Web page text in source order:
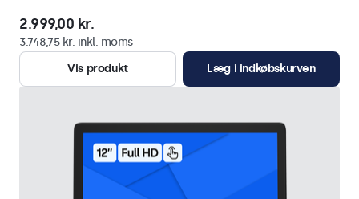
2.999,00 kr.
3.748,75 kr. inkl. moms
Vis produkt
Læg i indkøbskurven